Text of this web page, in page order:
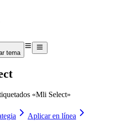
tema
«Mli Select»
Aplicar en línea